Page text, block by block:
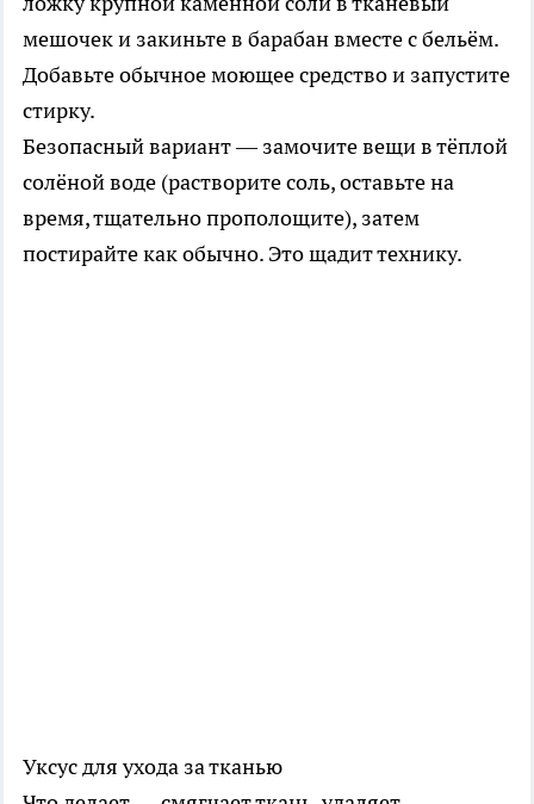
мешочек и закиньте в барабан вместе с бельём.
Добавьте обычное моющее средство и запустите
стирку.
Безопасный вариант — замочите вещи в тёплой
солёной воде (растворите соль, оставьте на
время, тщательно прополощите), затем
постирайте как обычно. Это щадит технику.
Уксус для ухода за тканью